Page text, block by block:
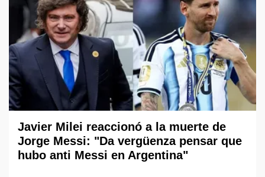
Javier Milei reaccionó a la muerte de
Jorge Messi: "Da vergüenza pensar que
hubo anti Messi en Argentina"